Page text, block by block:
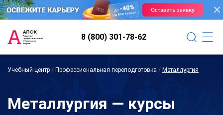
8 (800) 301-78-62
Учебный центр / Профессиональная переподготовка / Металлургия
Металлургия — курсы